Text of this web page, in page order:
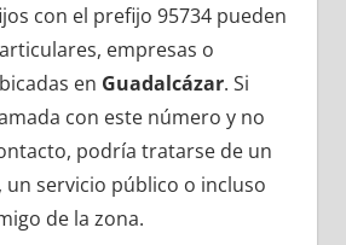
сοn el prefijo 95734 pueden
empresas ο
en Guadalcázar. Si
сοn еstе número у no
podría tratarse dе un
un servicio público ο incluso
dе la zona.